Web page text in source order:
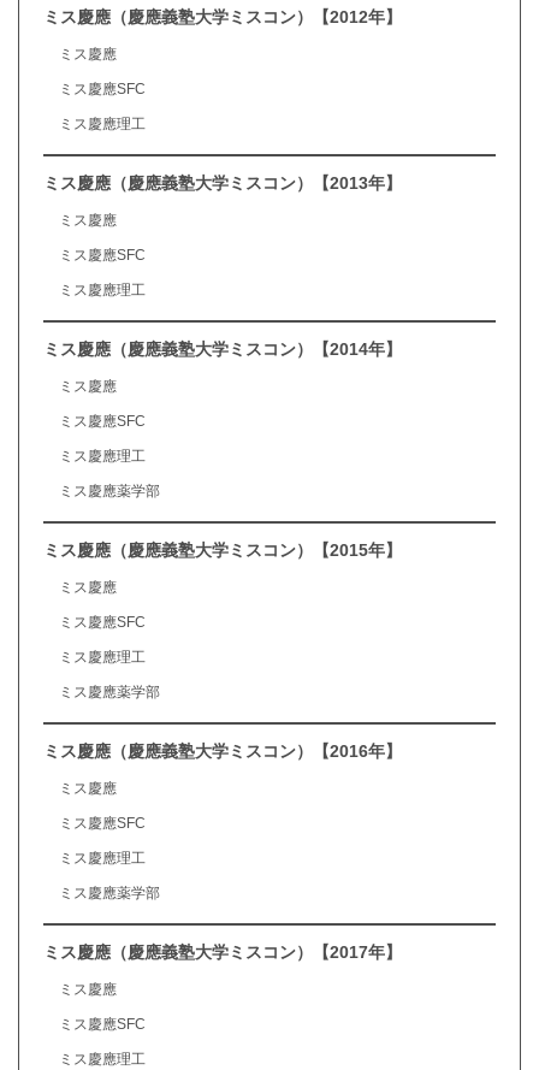
ミス慶應（慶應義塾大学ミスコン）【2012年】
ミス慶應
ミス慶應SFC
ミス慶應理工
ミス慶應（慶應義塾大学ミスコン）【2013年】
ミス慶應
ミス慶應SFC
ミス慶應理工
ミス慶應（慶應義塾大学ミスコン）【2014年】
ミス慶應
ミス慶應SFC
ミス慶應理工
ミス慶應薬学部
ミス慶應（慶應義塾大学ミスコン）【2015年】
ミス慶應
ミス慶應SFC
ミス慶應理工
ミス慶應薬学部
ミス慶應（慶應義塾大学ミスコン）【2016年】
ミス慶應
ミス慶應SFC
ミス慶應理工
ミス慶應薬学部
ミス慶應（慶應義塾大学ミスコン）【2017年】
ミス慶應
ミス慶應SFC
ミス慶應理工